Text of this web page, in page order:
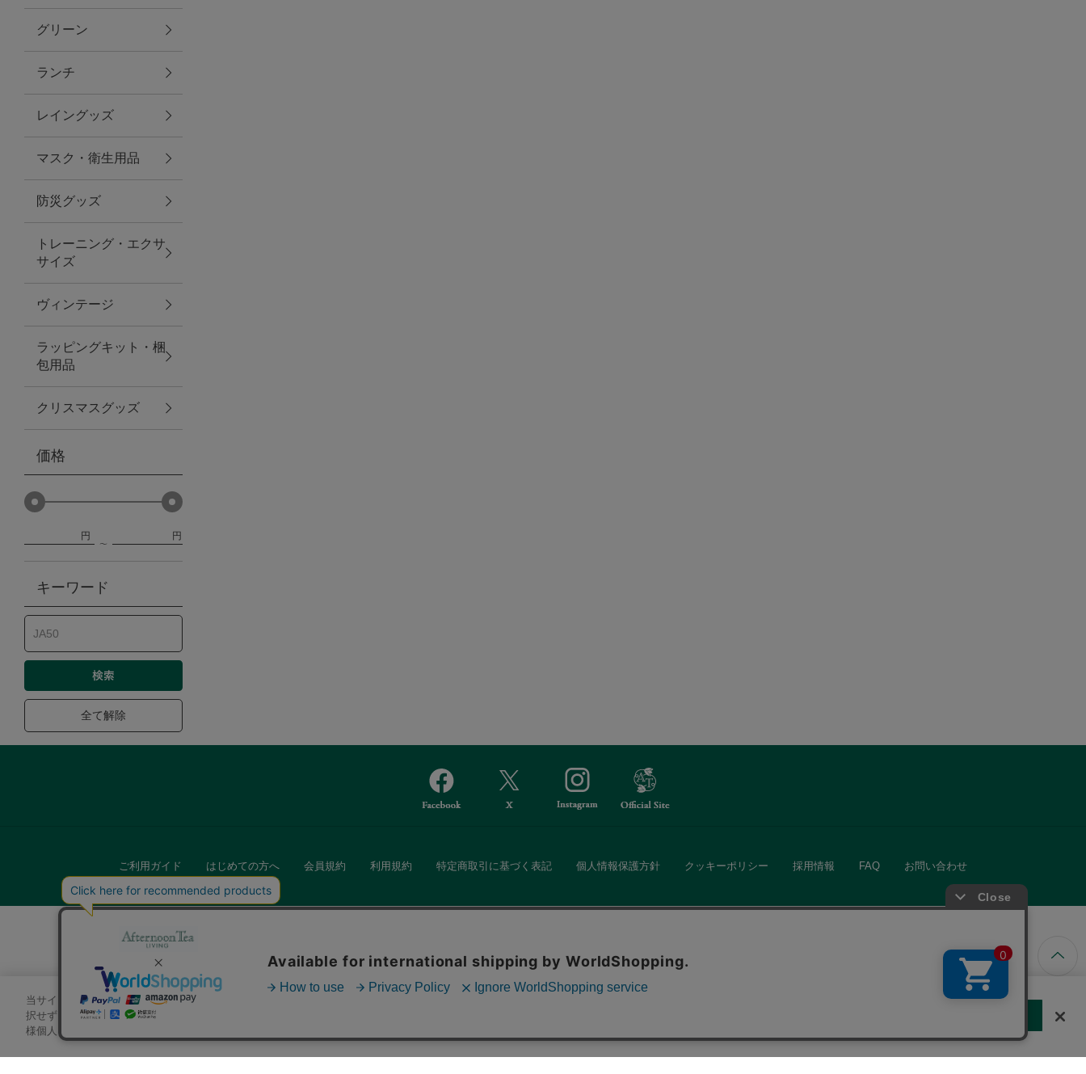
アクセサリー
ファッション雑貨
ファッショングッズ
スマホケース・アクセサリー
ポーチ
ステーショナリー
その他
紅茶・フード
防災グッズ・非常食
トレーニング
ヴィンテージ
グリーン
ランチ
レイングッズ
マスク・衛生用品
防災グッズ
トレーニング・エクサ
サイズ
ヴィンテージ
ラッピングキット・梱
包用品
クリスマスグッズ
価格
円 円
キーワード
全て解除
ご利用ガイド はじめての方へ 会員規約 利用規約 特定商取引に基づく表記 個人情報保護方針 クッキーポリシー 採用情報 FAQ お問い合わせ
当サイトでは、サイトの利便性向上のためにクッキーを使用いたします。ボタンから同意の可否を選択してください。選
択せずにページを移動した場合、クッキーの使用に同意したことになります。クッキーを通じて収集する情報には「お客
様個人を特定できる情報」は一切含まれておりません。詳細は